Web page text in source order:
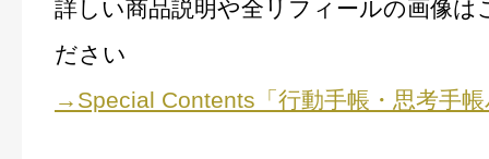
詳しい商品説明や全リフィールの画像は
ださい
→Special Contents「行動手帳・思考手